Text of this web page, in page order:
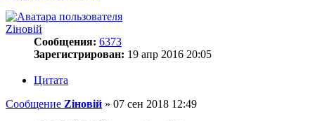
Zіновій
Сообщения: 6373
Зарегистрирован: 19 апр 2016 20:05
Цитата
Сообщение Zіновій » 07 сен 2018 12:49